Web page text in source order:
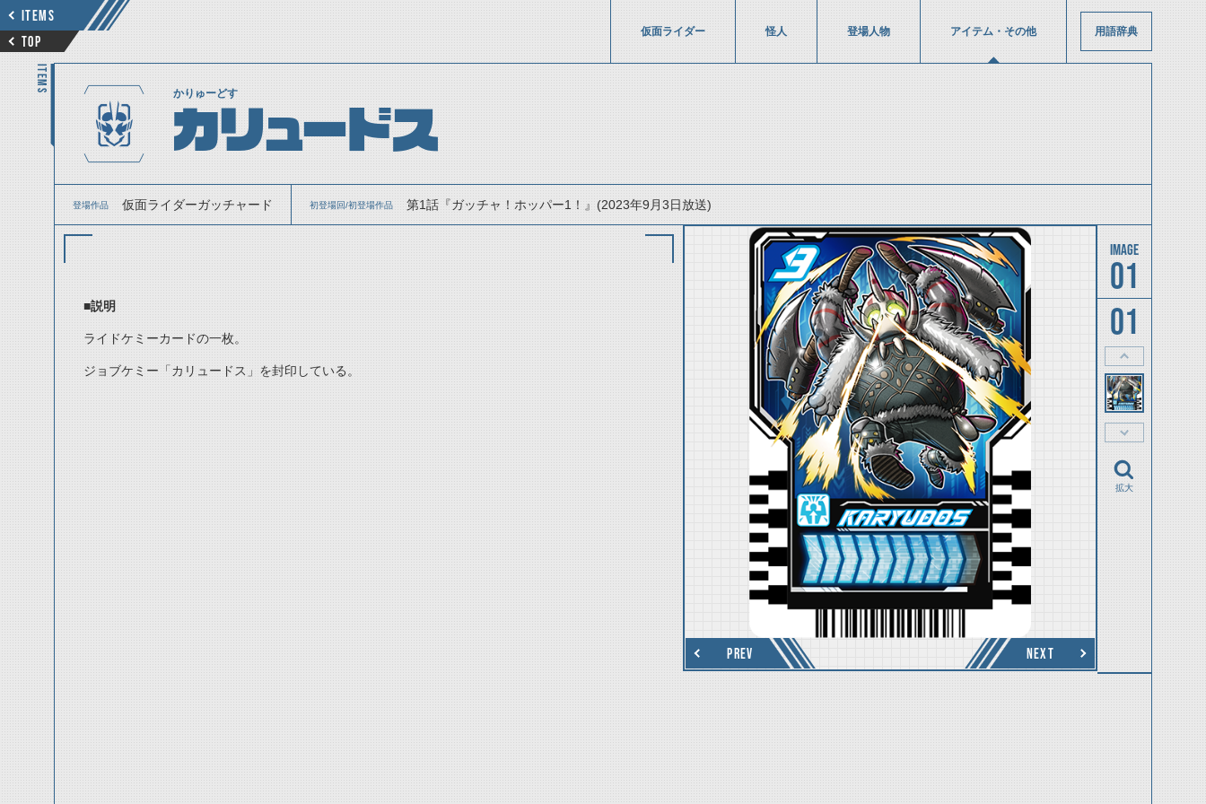
ITEMS
TOP
仮面ライダー 怪人 登場人物 アイテム・その他 用語辞典
ITEMS
かりゅーどす
カリュードス
登場作品 仮面ライダーガッチャード 初登場回/初登場作品 第1話『ガッチャ！ホッパー1！』(2023年9月3日放送)
■説明
ライドケミーカードの一枚。
ジョブケミー「カリュードス」を封印している。
PREV NEXT
01
01
拡大